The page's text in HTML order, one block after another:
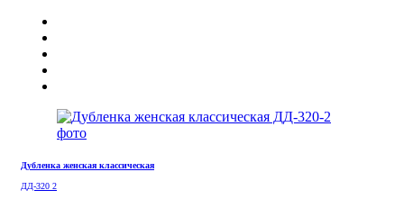
Дубленка женская классическая
ДД-320 2